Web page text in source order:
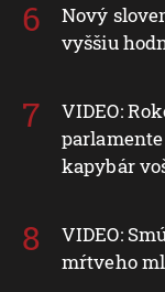
Nový
vyššiu
VIDEO:
kapybár
VIDEO:
mŕtveho